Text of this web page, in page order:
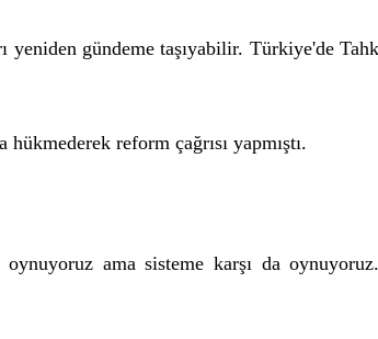
yeniden gündeme taşıyabilir. Türkiye'de
reform çağrısı yapmıştı.
ama sisteme karşı da oynuyoruz.